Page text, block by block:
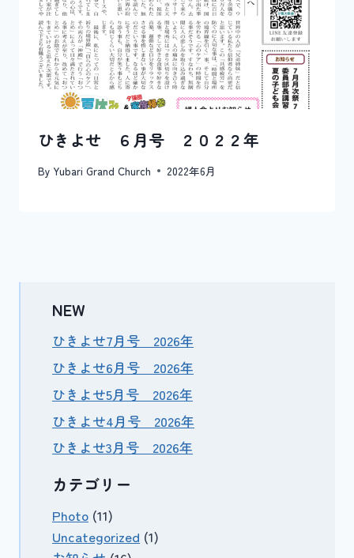
ひきよせ ６月号 ２０２２年
By Yubari Grand Church 2022年6月
NEW
ひきよせ7月号 2026年
ひきよせ6月号 2026年
ひきよせ5月号 2026年
ひきよせ4月号 2026年
ひきよせ3月号 2026年
カテゴリー
Photo (11)
Uncategorized (1)